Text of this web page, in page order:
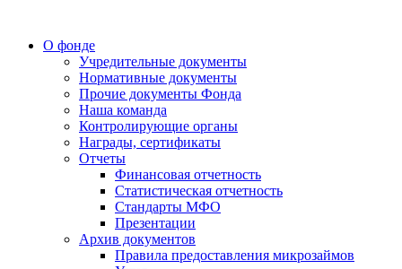
О фонде
Учредительные документы
Нормативные документы
Прочие документы Фонда
Наша команда
Контролирующие органы
Награды, сертификаты
Отчеты
Финансовая отчетность
Статистическая отчетность
Стандарты МФО
Презентации
Архив документов
Правила предоставления микрозаймов